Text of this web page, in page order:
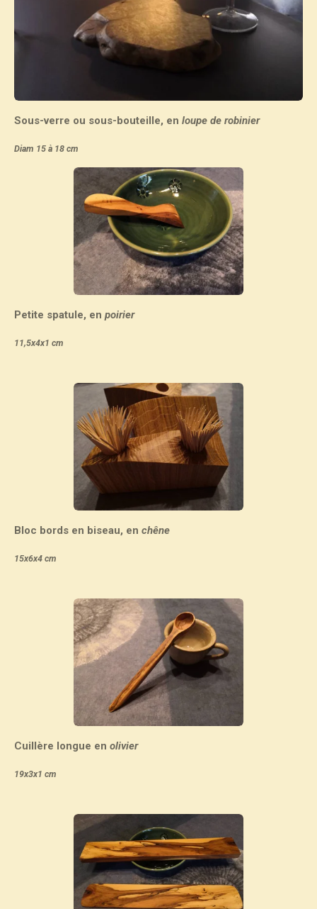
Sous-verre ou sous-bouteille, en loupe de robinier
Diam 15 à 18 cm
Petite spatule, en poirier
11,5x4x1 cm
Bloc bords en biseau, en chêne
15x6x4 cm
Cuillère longue en olivier
19x3x1 cm